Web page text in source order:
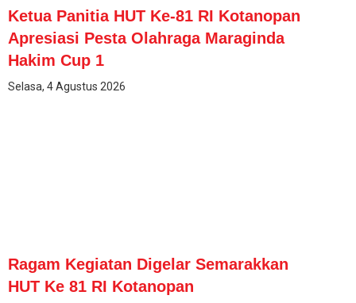
Ketua Panitia HUT Ke-81 RI Kotanopan
Apresiasi Pesta Olahraga Maraginda
Hakim Cup 1
Selasa, 4 Agustus 2026
Ragam Kegiatan Digelar Semarakkan
HUT Ke 81 RI Kotanopan